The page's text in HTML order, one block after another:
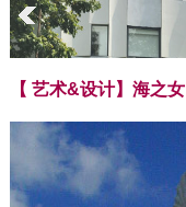
【 艺术&设计】海之女